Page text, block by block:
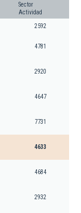
Sector
Actividad
2592
4781
2920
4647
7731
4633
4684
2932